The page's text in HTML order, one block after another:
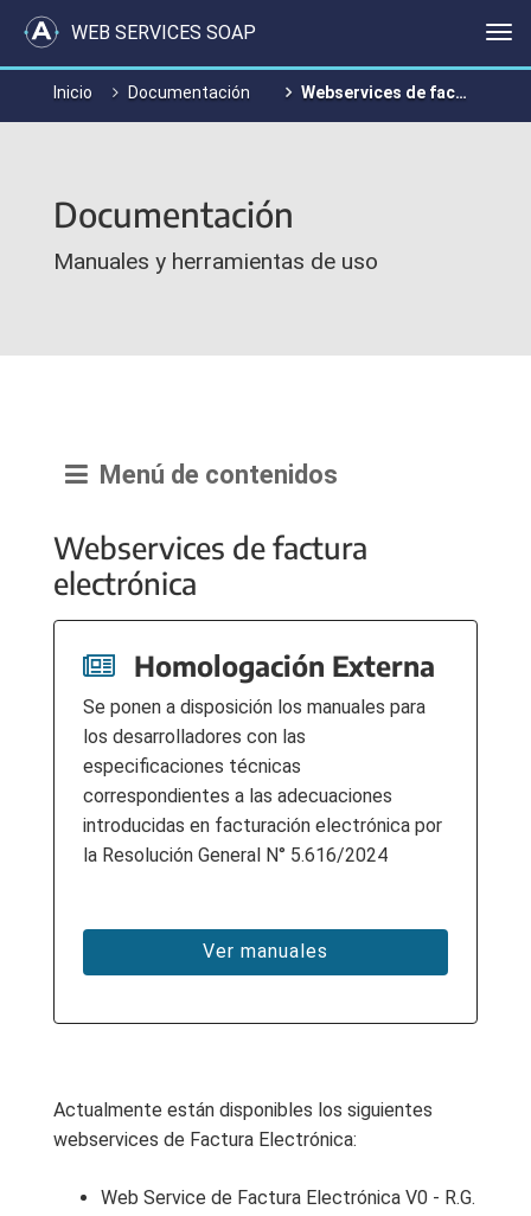
WEB SERVICES SOAP
Inicio Documentación Webservices de factura electrónica
Documentación
Manuales y herramientas de uso
Menú de contenidos
Webservices de factura
electrónica
Homologación Externa
Se ponen a disposición los manuales para
los desarrolladores con las
especificaciones técnicas
correspondientes a las adecuaciones
introducidas en facturación electrónica por
la Resolución General N° 5.616/2024
Ver manuales
Actualmente están disponibles los siguientes
webservices de Factura Electrónica:
Web Service de Factura Electrónica V0 - R.G.